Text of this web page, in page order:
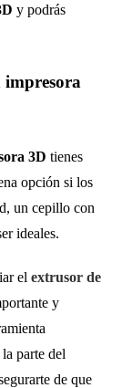
y podrás
3D tienes
opción si los
un cepillo con
ideales.
elextrusor de
y
parte del
de que